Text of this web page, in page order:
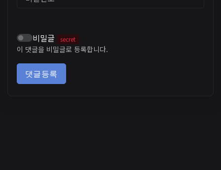
비밀글 secret
이 댓글을 비밀글로 등록합니다.
댓글등록